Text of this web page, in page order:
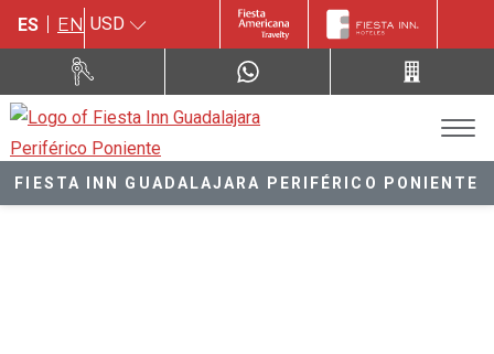
ES EN USD
FIESTA INN GUADALAJARA PERIFÉRICO PONIENTE